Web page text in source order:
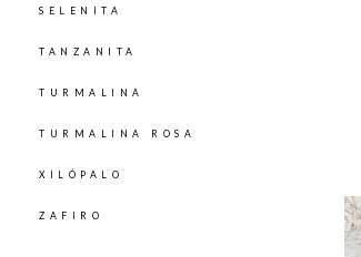
SELENITA
TANZANITA
TURMALINA
TURMALINA ROSA
XILÓPALO
ZAFIRO